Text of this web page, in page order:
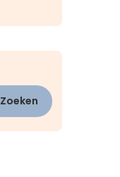
Zoeken